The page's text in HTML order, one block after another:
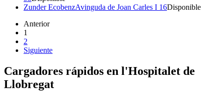
Zunder EcobenzAvinguda de Joan Carles I 16Disponible
Anterior
1
2
Siguiente
Cargadores rápidos en l'Hospitalet de
Llobregat